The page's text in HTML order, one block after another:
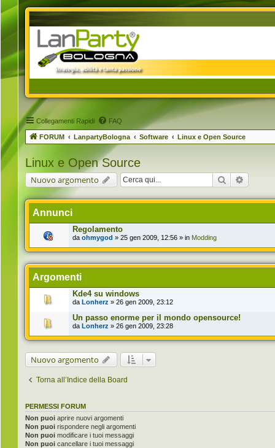
Collegamenti Rapidi FAQ
FORUM LanpartyBologna Software Linux e Open Source
Linux e Open Source
Nuovo argomento Cerca
Annunci
Regolamento
da ohmygod » 25 gen 2009, 12:56 » in Modding
Argomenti
Kde4 su windows
da Lonherz » 26 gen 2009, 23:12
Un passo enorme per il mondo opensource!
da Lonherz » 26 gen 2009, 23:28
Nuovo argomento
Torna all’Indice della Board
PERMESSI FORUM
Non puoi aprire nuovi argomenti
Non puoi rispondere negli argomenti
Non puoi modificare i tuoi messaggi
Non puoi cancellare i tuoi messaggi